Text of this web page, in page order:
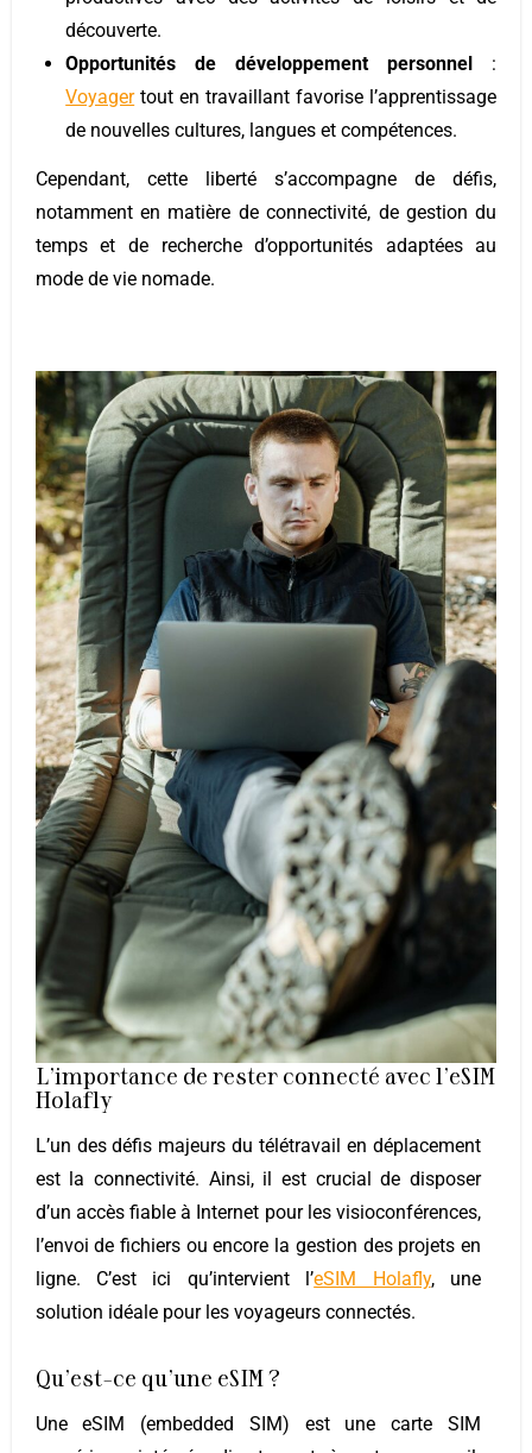
découverte.
Opportunités de développement personnel :
Voyagertout en travaillant favorise l’apprentissage
de nouvelles cultures, langues et compétences.
Cependant, cette liberté s’accompagne de défis,
notamment en matière de connectivité, de gestion du
temps et de recherche d’opportunités adaptées au
mode de vie nomade.
L’importance de rester connecté avec l’eSIM
Holafly
L’un des défis majeurs du télétravail en déplacement
est la connectivité. Ainsi, il est crucial de disposer
d’un accès fiable à Internet pour les visioconférences,
l’envoi de fichiers ou encore la gestion des projets en
ligne. C’est ici qu’intervient l’eSIM Holafly, une
solution idéale pour les voyageurs connectés.
Qu’est-ce qu’une eSIM ?
Une eSIM (embedded SIM) est une carte SIM